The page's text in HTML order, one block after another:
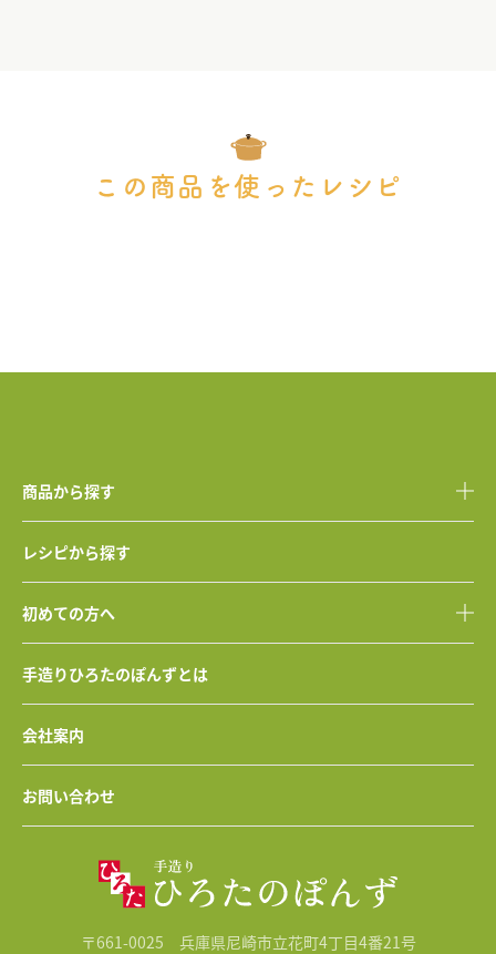
この商品を使ったレシピ
商品から探す
レシピから探す
初めての方へ
手造りひろたのぽんずとは
会社案内
お問い合わせ
〒661-0025 兵庫県尼崎市立花町4丁目4番21号